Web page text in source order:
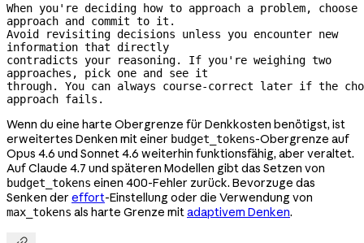
When you're deciding how to approach a problem, choose
approach and commit to it.
Avoid revisiting decisions unless you encounter new
information that directly
contradicts your reasoning. If you're weighing two
approaches, pick one and see it
through. You can always course-correct later if the
approach fails.
Wenn du eine harte Obergrenze für Denkkosten benötigst, ist
erweitertes Denken mit einer budget_tokens-Obergrenze auf
Opus 4.6 und Sonnet 4.6 weiterhin funktionsfähig, aber veraltet.
Auf Claude 4.7 und späteren Modellen gibt das Setzen von
budget_tokens einen 400-Fehler zurück. Bevorzuge das
Senken der effort-Einstellung oder die Verwendung von
max_tokens als harte Grenze mit adaptivem Denken.